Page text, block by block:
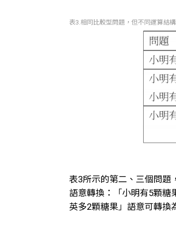
表3.相同比較型問題，但不同運算結
表3所示的第二、三個問題
語意轉換：「小明有5顆糖
英多2顆糖果」語意可轉換